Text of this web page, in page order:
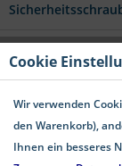
Cookie
Wir verwenden
den Warenkorb),
Ihnen ein besseres